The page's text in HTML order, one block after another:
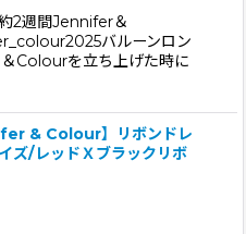
2週間Jennifer＆
バルーンロン
Colourを立ち上げた時に
& Colour】リボンドレ
ズ/レッドＸブラックリボ